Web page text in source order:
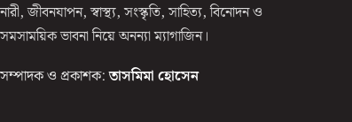
নারী, জীবনযাপন, স্বাস্থ্য, সংস্কৃতি, সাহিত্য, বিনোদন ও
সমসাময়িক ভাবনা নিয়ে অনন্যা ম্যাগাজিন।
সম্পাদক ও প্রকাশক: তাসমিমা হোসেন